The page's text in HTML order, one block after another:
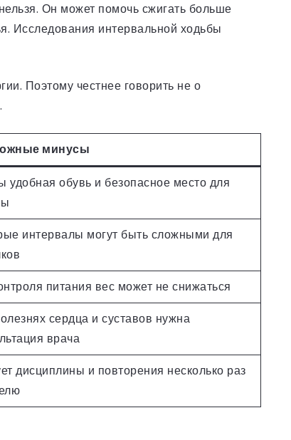
Он может помочь сжигать больше
Исследования интервальной ходьбы
Поэтому честнее говорить не о
минусы
удобная обувь и безопасное место для
интервалы могут быть сложными для
питания вес может не снижаться
сердца и суставов нужна
врача
дисциплины и повторения несколько раз